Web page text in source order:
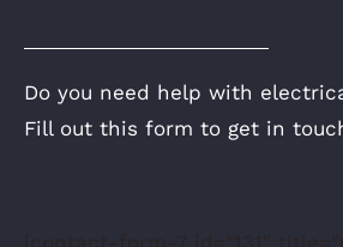
Do you need help with
Fill out this form to get in